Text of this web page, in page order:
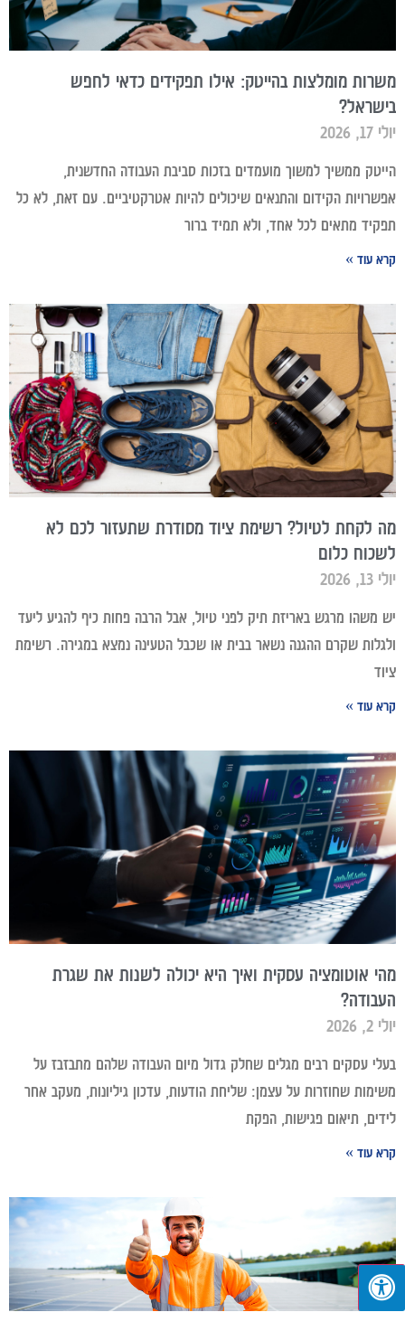
משרות מומלצות בהייטק: אילו תפקידים כדאי לחפש
בישראל?
יולי 17, 2026
הייטק ממשיך למשוך מועמדים בזכות סביבת העבודה החדשנית,
אפשרויות הקידום והתנאים שיכולים להיות אטרקטיביים. עם זאת, לא כל
תפקיד מתאים לכל אחד, ולא תמיד ברור
קרא עוד »
מה לקחת לטיול? רשימת ציוד מסודרת שתעזור לכם לא
לשכוח כלום
יולי 13, 2026
יש משהו מרגש באריזת תיק לפני טיול, אבל הרבה פחות כיף להגיע ליעד
ולגלות שקרם ההגנה נשאר בבית או שכבל הטעינה נמצא במגירה. רשימת
ציוד
קרא עוד »
מהי אוטומציה עסקית ואיך היא יכולה לשנות את שגרת
העבודה?
יולי 2, 2026
בעלי עסקים רבים מגלים שחלק גדול מיום העבודה שלהם מתבזבז על
משימות שחוזרות על עצמן: שליחת הודעות, עדכון גיליונות, מעקב אחר
לידים, תיאום פגישות, הפקת
קרא עוד »